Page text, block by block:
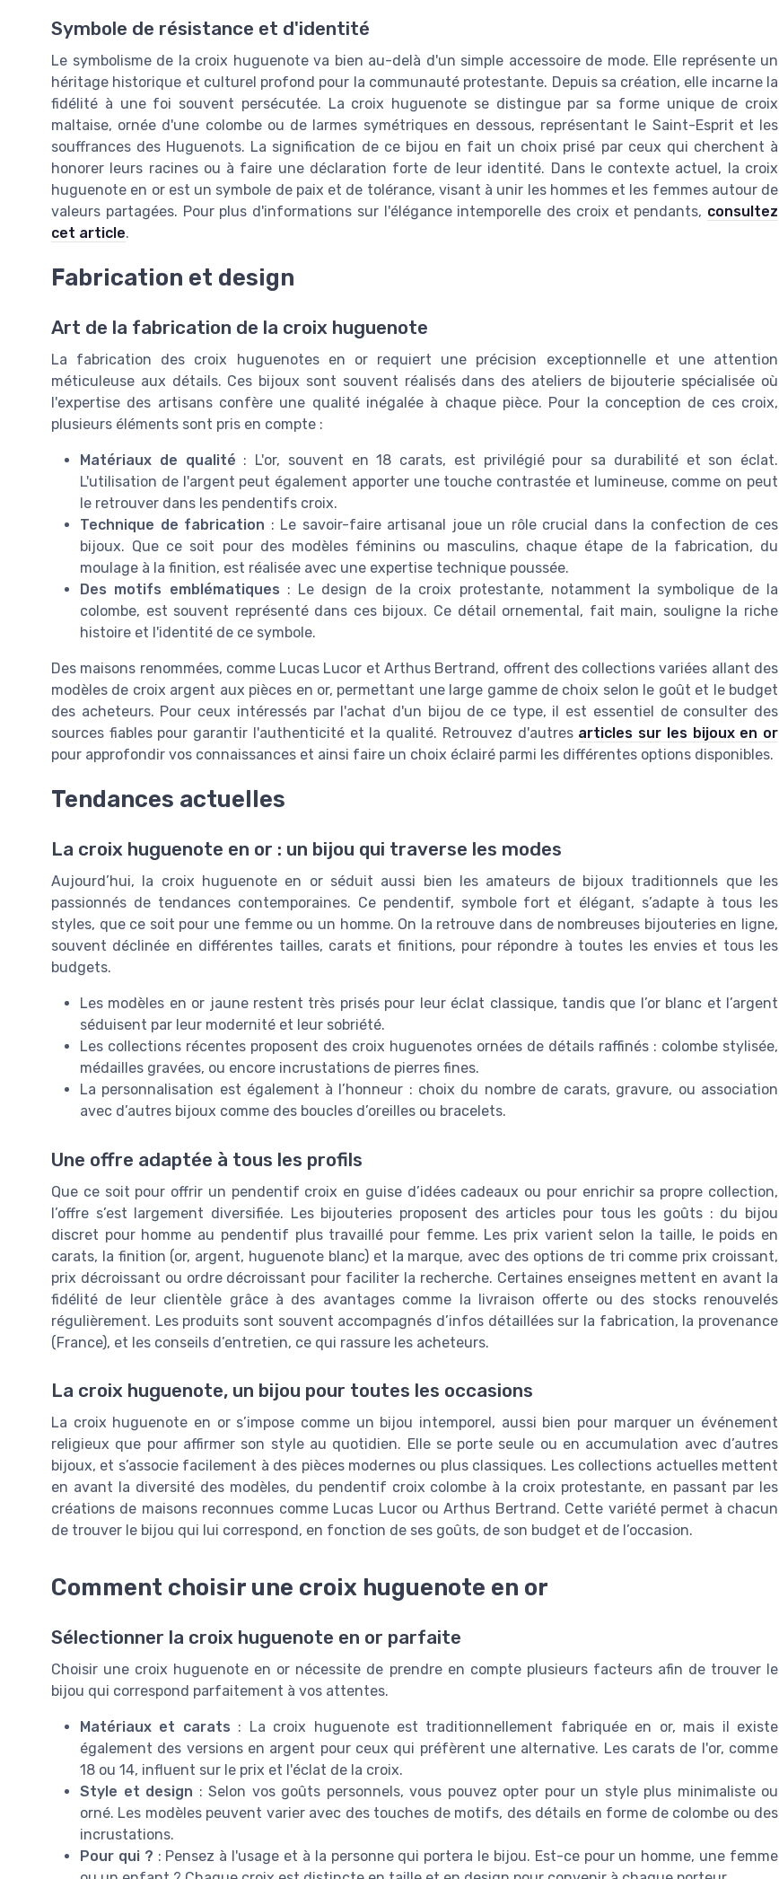
Symbole de résistance et d'identité
Le symbolisme de la croix huguenote va bien au-delà d'un simple accessoire de mode. Elle représente un
héritage historique et culturel profond pour la communauté protestante. Depuis sa création, elle incarne la
fidélité à une foi souvent persécutée. La croix huguenote se distingue par sa forme unique de croix
maltaise, ornée d'une colombe ou de larmes symétriques en dessous, représentant le Saint-Esprit et les
souffrances des Huguenots. La signification de ce bijou en fait un choix prisé par ceux qui cherchent à
honorer leurs racines ou à faire une déclaration forte de leur identité. Dans le contexte actuel, la croix
huguenote en or est un symbole de paix et de tolérance, visant à unir les hommes et les femmes autour de
valeurs partagées. Pour plus d'informations sur l'élégance intemporelle des croix et pendants, consultez
cet article.
Fabrication et design
Art de la fabrication de la croix huguenote
La fabrication des croix huguenotes en or requiert une précision exceptionnelle et une attention
méticuleuse aux détails. Ces bijoux sont souvent réalisés dans des ateliers de bijouterie spécialisée où
l'expertise des artisans confère une qualité inégalée à chaque pièce. Pour la conception de ces croix,
plusieurs éléments sont pris en compte :
Matériaux de qualité : L'or, souvent en 18 carats, est privilégié pour sa durabilité et son éclat.
L'utilisation de l'argent peut également apporter une touche contrastée et lumineuse, comme on peut
le retrouver dans les pendentifs croix.
Technique de fabrication : Le savoir-faire artisanal joue un rôle crucial dans la confection de ces
bijoux. Que ce soit pour des modèles féminins ou masculins, chaque étape de la fabrication, du
moulage à la finition, est réalisée avec une expertise technique poussée.
Des motifs emblématiques : Le design de la croix protestante, notamment la symbolique de la
colombe, est souvent représenté dans ces bijoux. Ce détail ornemental, fait main, souligne la riche
histoire et l'identité de ce symbole.
Des maisons renommées, comme Lucas Lucor et Arthus Bertrand, offrent des collections variées allant des
modèles de croix argent aux pièces en or, permettant une large gamme de choix selon le goût et le budget
des acheteurs. Pour ceux intéressés par l'achat d'un bijou de ce type, il est essentiel de consulter des
sources fiables pour garantir l'authenticité et la qualité. Retrouvez d'autres articles sur les bijoux en or
pour approfondir vos connaissances et ainsi faire un choix éclairé parmi les différentes options disponibles.
Tendances actuelles
La croix huguenote en or : un bijou qui traverse les modes
Aujourd’hui, la croix huguenote en or séduit aussi bien les amateurs de bijoux traditionnels que les
passionnés de tendances contemporaines. Ce pendentif, symbole fort et élégant, s’adapte à tous les
styles, que ce soit pour une femme ou un homme. On la retrouve dans de nombreuses bijouteries en ligne,
souvent déclinée en différentes tailles, carats et finitions, pour répondre à toutes les envies et tous les
budgets.
Les modèles en or jaune restent très prisés pour leur éclat classique, tandis que l’or blanc et l’argent
séduisent par leur modernité et leur sobriété.
Les collections récentes proposent des croix huguenotes ornées de détails raffinés : colombe stylisée,
médailles gravées, ou encore incrustations de pierres fines.
La personnalisation est également à l’honneur : choix du nombre de carats, gravure, ou association
avec d’autres bijoux comme des boucles d’oreilles ou bracelets.
Une offre adaptée à tous les profils
Que ce soit pour offrir un pendentif croix en guise d’idées cadeaux ou pour enrichir sa propre collection,
l’offre s’est largement diversifiée. Les bijouteries proposent des articles pour tous les goûts : du bijou
discret pour homme au pendentif plus travaillé pour femme. Les prix varient selon la taille, le poids en
carats, la finition (or, argent, huguenote blanc) et la marque, avec des options de tri comme prix croissant,
prix décroissant ou ordre décroissant pour faciliter la recherche. Certaines enseignes mettent en avant la
fidélité de leur clientèle grâce à des avantages comme la livraison offerte ou des stocks renouvelés
régulièrement. Les produits sont souvent accompagnés d’infos détaillées sur la fabrication, la provenance
(France), et les conseils d’entretien, ce qui rassure les acheteurs.
La croix huguenote, un bijou pour toutes les occasions
La croix huguenote en or s’impose comme un bijou intemporel, aussi bien pour marquer un événement
religieux que pour affirmer son style au quotidien. Elle se porte seule ou en accumulation avec d’autres
bijoux, et s’associe facilement à des pièces modernes ou plus classiques. Les collections actuelles mettent
en avant la diversité des modèles, du pendentif croix colombe à la croix protestante, en passant par les
créations de maisons reconnues comme Lucas Lucor ou Arthus Bertrand. Cette variété permet à chacun
de trouver le bijou qui lui correspond, en fonction de ses goûts, de son budget et de l’occasion.
Comment choisir une croix huguenote en or
Sélectionner la croix huguenote en or parfaite
Choisir une croix huguenote en or nécessite de prendre en compte plusieurs facteurs afin de trouver le
bijou qui correspond parfaitement à vos attentes.
Matériaux et carats : La croix huguenote est traditionnellement fabriquée en or, mais il existe
également des versions en argent pour ceux qui préfèrent une alternative. Les carats de l'or, comme
18 ou 14, influent sur le prix et l'éclat de la croix.
Style et design : Selon vos goûts personnels, vous pouvez opter pour un style plus minimaliste ou
orné. Les modèles peuvent varier avec des touches de motifs, des détails en forme de colombe ou des
incrustations.
Pour qui ? : Pensez à l'usage et à la personne qui portera le bijou. Est-ce pour un homme, une femme